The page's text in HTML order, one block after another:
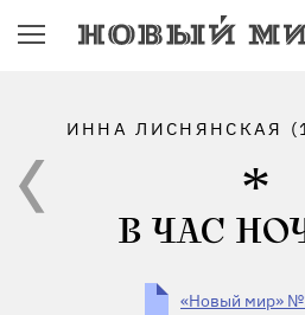
ИННА ЛИСНЯНСКАЯ
В ЧАС
«Новый мир»